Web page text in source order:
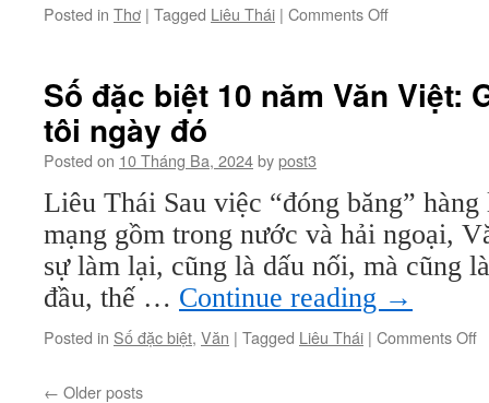
Posted in Thơ | Tagged Liêu Thái | Comments Offon
Số đặc biệt 10 năm Văn Việt:
tôi ngày đó
Posted on 10 Tháng Ba, 2024bypost3
Liêu Thái Sau việc “đóng băng”
mạng gồm trong nước và hải ngoại,
sự làm lại, cũng là dấu nối, mà cũng
đầu, thế … Continue reading →
Posted in Số đặc biệt, Văn | Tagged Liêu Thái | Comments Off
← Older posts